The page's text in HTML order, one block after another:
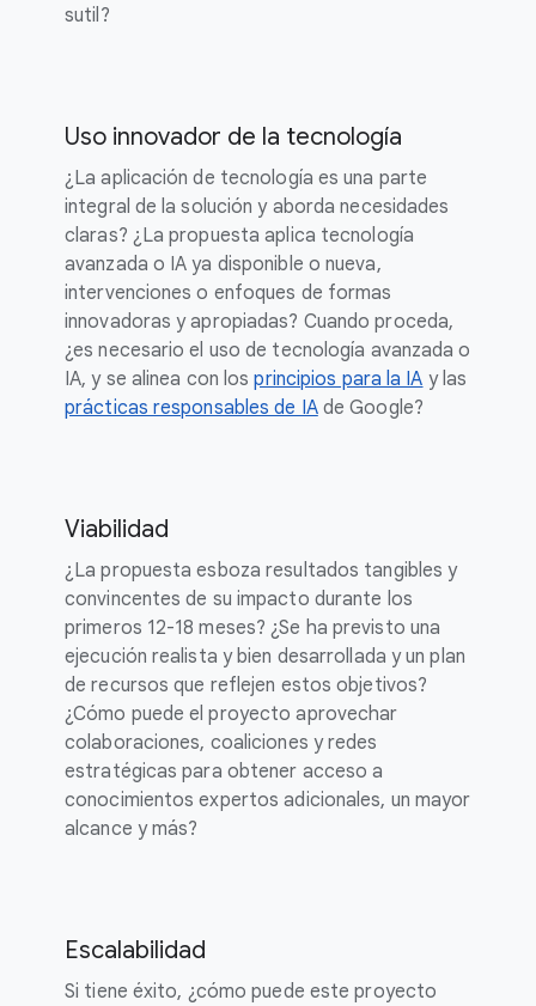
sutil?
Uso innovador de la tecnología
¿La aplicación de tecnología es una parte
integral de la solución y aborda necesidades
claras? ¿La propuesta aplica tecnología
avanzada o IA ya disponible o nueva,
intervenciones o enfoques de formas
innovadoras y apropiadas? Cuando proceda,
¿es necesario el uso de tecnología avanzada o
IA, y se alinea con losprincipios para la IA y las
prácticas responsables de IAde Google?
Viabilidad
¿La propuesta esboza resultados tangibles y
convincentes de su impacto durante los
primeros 12-18 meses? ¿Se ha previsto una
ejecución realista y bien desarrollada y un plan
de recursos que reflejen estos objetivos?
¿Cómo puede el proyecto aprovechar
colaboraciones, coaliciones y redes
estratégicas para obtener acceso a
conocimientos expertos adicionales, un mayor
alcance y más?
Escalabilidad
Si tiene éxito, ¿cómo puede este proyecto